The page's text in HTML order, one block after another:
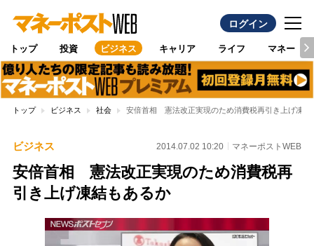
ログイン
トップ 投資 ビジネス キャリア ライフ マネー
トップ ビジネス 社会 安倍首相 憲法改正実現のため消費税再引き上げ凍結
ビジネス 2014.07.02 10:20 マネーポストWEB
安倍首相 憲法改正実現のため消費税再
引き上げ凍結もあるか